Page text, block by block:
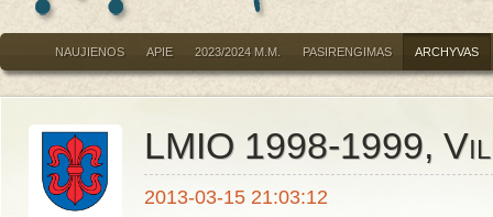
NAUJIENOS APIE 2023/2024 M.M. PASIRENGIMAS ARCHYVAS
LMIO 1998-1999,
2013-03-15 21:03:12